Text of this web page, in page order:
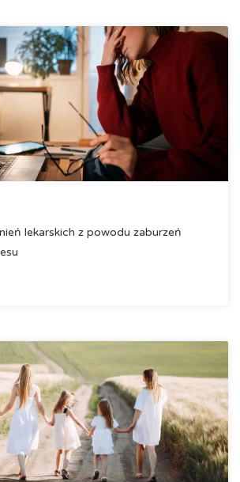
lekarskich z powodu zaburzeń